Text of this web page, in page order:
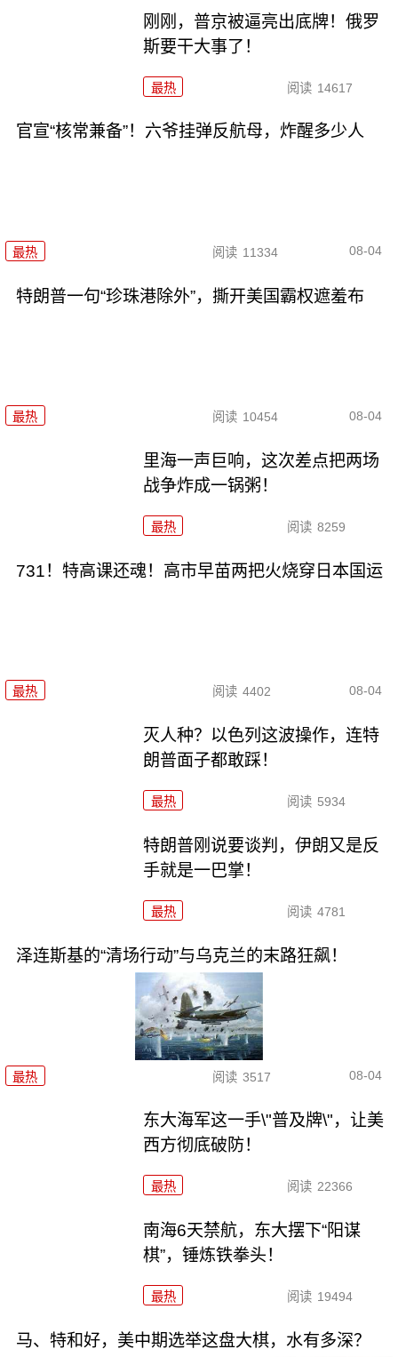
刚刚，普京被逼亮出底牌！俄罗
斯要干大事了！
最热 阅读 14617
官宣“核常兼备”！六爷挂弹反航母，炸醒多少人
最热 阅读 11334 08-04
特朗普一句“珍珠港除外”，撕开美国霸权遮羞布
最热 阅读 10454 08-04
里海一声巨响，这次差点把两场
战争炸成一锅粥！
最热 阅读 8259
731！特高课还魂！高市早苗两把火烧穿日本国运
最热 阅读 4402 08-04
灭人种？以色列这波操作，连特
朗普面子都敢踩！
最热 阅读 5934
特朗普刚说要谈判，伊朗又是反
手就是一巴掌！
最热 阅读 4781
泽连斯基的“清场行动”与乌克兰的末路狂飙！
最热 阅读 3517 08-04
东大海军这一手\"普及牌\"，让美
西方彻底破防！
最热 阅读 22366
南海6天禁航，东大摆下“阳谋
棋”，锤炼铁拳头！
最热 阅读 19494
马、特和好，美中期选举这盘大棋，水有多深？